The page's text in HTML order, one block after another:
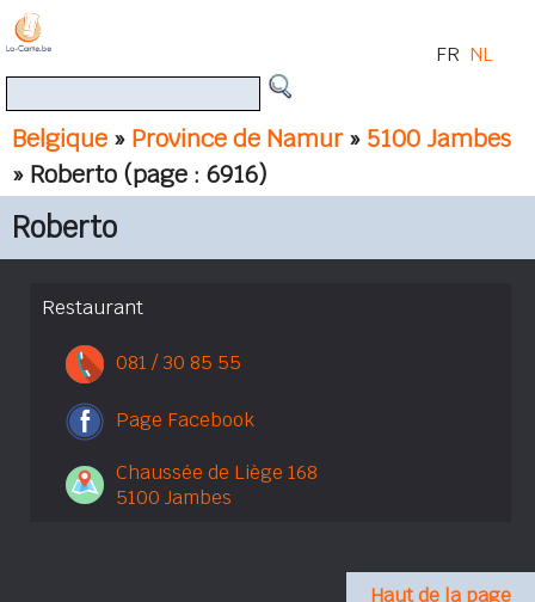
Belgique » Province de Namur» 5100 Jambes
» Roberto (page : 6916)
FR NL
Roberto
Restaurant
081 / 30 85 55
Page Facebook
Chaussée de Liège 168
5100 Jambes
Haut de la page